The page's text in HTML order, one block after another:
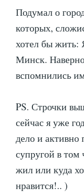
Подумал о
которых,
хотел бы жить:
Минск.
вспомнились
PS. Строчки
сейчас я уже
дело и активно
супругой в том
жил или куда
нравится!.. )